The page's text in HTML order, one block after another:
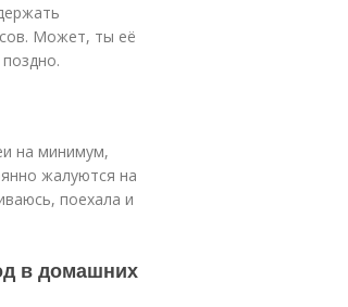
Может, ты её
на минимум,
жалуются на
поехала и
в домашних